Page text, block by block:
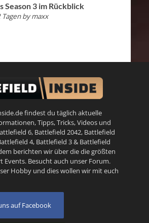
Season 3 im Rückblick
Tagen bymaxx
findest du täglich aktuelle
Tipps, Tricks, Videos und
6, Battlefield 2042, Battlefield
4, Battlefield 3& Battlefield
berichten wir über die die größten
Events. Besucht auch unser Forum.
Hobby und dies wollen wir mit euch
auf Facebook